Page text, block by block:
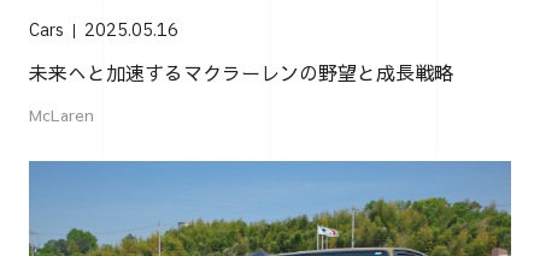
Cars 2025.05.16
未来へと加速するマクラーレンの野望と成長戦略
McLaren